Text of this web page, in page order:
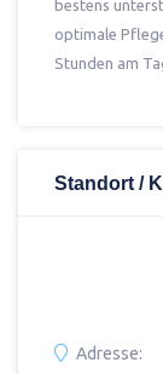
bestens
optimale
Stunden am
Standort /
Adresse: